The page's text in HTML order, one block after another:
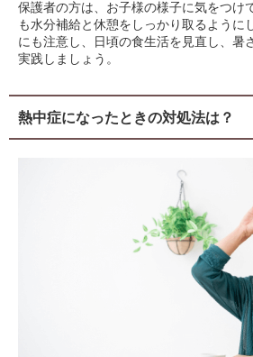
保護者の方は、お子様の様子に気をつけ
も水分補給と休憩をしっかり取るように
にも注意し、日頃の食生活を見直し、暑
実践しましょう。
熱中症になったときの対処法は？